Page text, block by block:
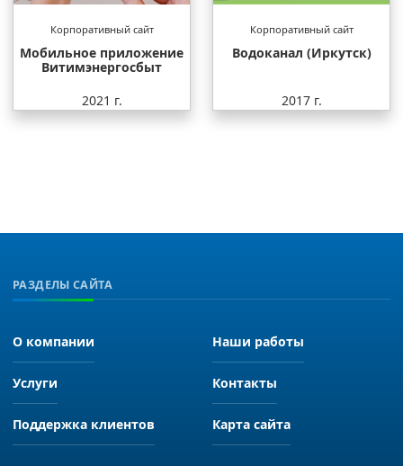
Корпоративный сайт
Мобильное приложение
Витимэнергосбыт
2021 г.
Корпоративный сайт
Водоканал (Иркутск)
2017 г.
РАЗДЕЛЫ САЙТА
О компании Наши работы
Услуги Контакты
Поддержка клиентов Карта сайта